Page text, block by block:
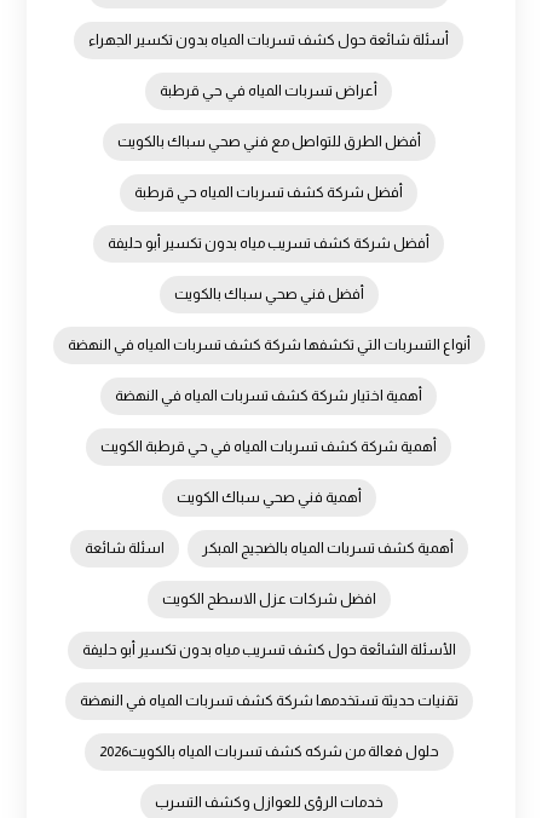
أسئلة شائعة حول كشف تسربات المياه بدون تكسير الجهراء
أعراض تسربات المياه في حي قرطبة
أفضل الطرق للتواصل مع فني صحي سباك بالكويت
أفضل شركة كشف تسربات المياه حي قرطبة
أفضل شركة كشف تسريب مياه بدون تكسير أبو حليفة
أفضل فني صحي سباك بالكويت
أنواع التسربات التي تكشفها شركة كشف تسربات المياه في النهضة
أهمية اختيار شركة كشف تسربات المياه في النهضة
أهمية شركة كشف تسربات المياه في حي قرطبة الكويت
أهمية فني صحي سباك الكويت
أهمية كشف تسربات المياه بالضجيج المبكر اسئلة شائعة
افضل شركات عزل الاسطح الكويت
الأسئلة الشائعة حول كشف تسريب مياه بدون تكسير أبو حليفة
تقنيات حديثة تستخدمها شركة كشف تسربات المياه في النهضة
حلول فعالة من شركه كشف تسربات المياه بالكويت2026
خدمات الرؤى للعوازل وكشف التسرب